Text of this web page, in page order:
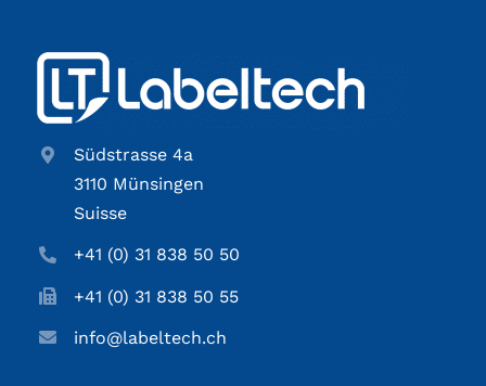
Südstrasse 4a
3110 Münsingen
Suisse
+41 (0) 31 838 50 50
+41 (0) 31 838 50 55
info@labeltech.ch